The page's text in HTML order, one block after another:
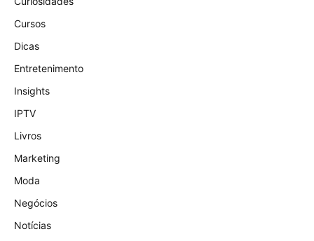
Cursos
Dicas
Entretenimento
Insights
IPTV
Livros
Marketing
Moda
Negócios
Notícias